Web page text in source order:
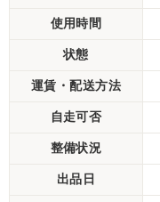
使用時間
状態
運賃・配送方法
自走可否
整備状況
出品日